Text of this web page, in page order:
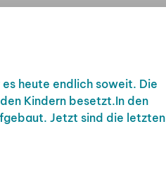
heute endlich soweit. Die
Kindern besetzt.In den
Jetzt sind die letzten